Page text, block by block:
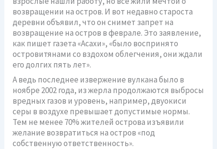
возвращении на остров. И вот недавно староста
деревни объявил, что он снимет запрет на
возвращение на остров в феврале. Это заявление,
как пишет газета «Асахи», «было воспринято
островитянами со вздохом облегчения, они ждали
его долгих пять лет».
А ведь последнее извержение вулкана было в
ноябре 2002 года, из жерла продолжаются выбросы
вредных газов и уровень, например, двуокиси
серы в воздухе превышает допустимые нормы.
Тем не менее 70% жителей острова изъявили
желание возвратиться на остров «под
собственную ответственность».